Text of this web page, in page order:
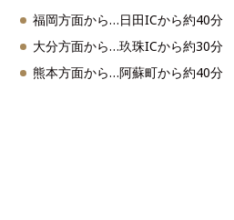
福岡方面から…日田ICから約40分
大分方面から…玖珠ICから約30分
熊本方面から…阿蘇町から約40分